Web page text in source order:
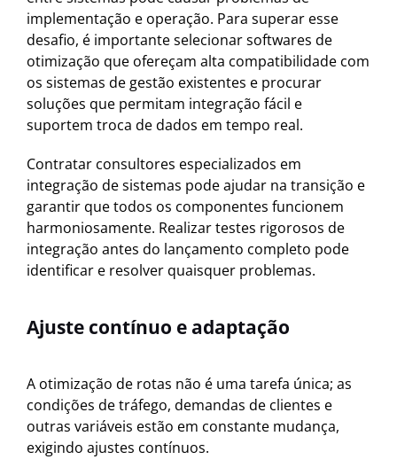
implementação e operação. Para superar esse
desafio, é importante selecionar softwares de
otimização que ofereçam alta compatibilidade com
os sistemas de gestão existentes e procurar
soluções que permitam integração fácil e
suportem troca de dados em tempo real.
Contratar consultores especializados em
integração de sistemas pode ajudar na transição e
garantir que todos os componentes funcionem
harmoniosamente. Realizar testes rigorosos de
integração antes do lançamento completo pode
identificar e resolver quaisquer problemas.
Ajuste contínuo e adaptação
A otimização de rotas não é uma tarefa única; as
condições de tráfego, demandas de clientes e
outras variáveis estão em constante mudança,
exigindo ajustes contínuos.